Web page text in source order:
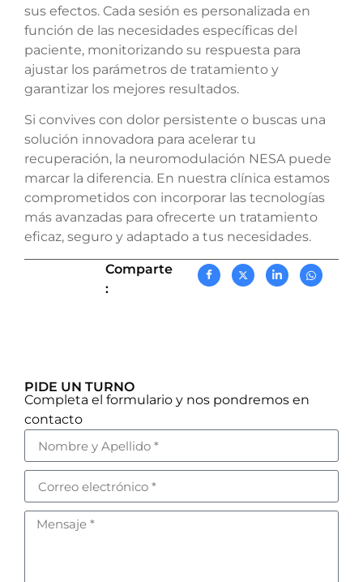
sus efectos. Cada sesión es personalizada en
función de las necesidades específicas del
paciente, monitorizando su respuesta para
ajustar los parámetros de tratamiento y
garantizar los mejores resultados.
Si convives con dolor persistente o buscas una
solución innovadora para acelerar tu
recuperación, la neuromodulación NESA puede
marcar la diferencia. En nuestra clínica estamos
comprometidos con incorporar las tecnologías
más avanzadas para ofrecerte un tratamiento
eficaz, seguro y adaptado a tus necesidades.
Comparte
:
PIDE UN TURNO
Completa el formulario y nos pondremos en
contacto